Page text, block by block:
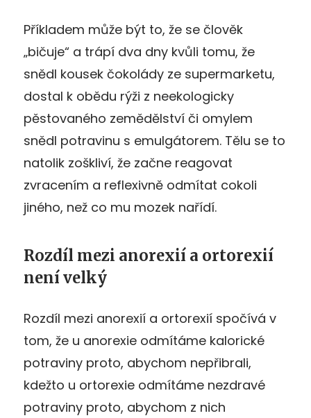
Příkladem může být to, že se člověk
„bičuje“ a trápí dva dny kvůli tomu, že
snědl kousek čokolády ze supermarketu,
dostal k obědu rýži z neekologicky
pěstovaného zemědělství či omylem
snědl potravinu s emulgátorem. Tělu se to
natolik zoškliví, že začne reagovat
zvracením a reflexivně odmítat cokoli
jiného, než co mu mozek nařídí.
Rozdíl mezi anorexií a ortorexií
není velký
Rozdíl mezi anorexií a ortorexií spočívá v
tom, že u anorexie odmítáme kalorické
potraviny proto, abychom nepřibrali,
kdežto u ortorexie odmítáme nezdravé
potraviny proto, abychom z nich